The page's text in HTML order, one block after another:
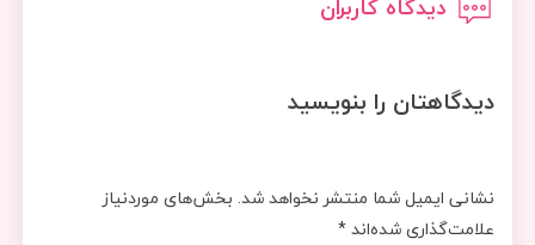
دیدگاه کاربران
دیدگاهتان را بنویسید
نشانی ایمیل شما منتشر نخواهد شد. بخش‌های موردنیاز
علامت‌گذاری شده‌اند*